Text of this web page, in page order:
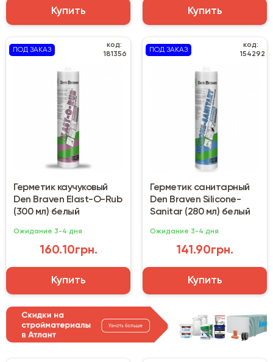
Купить Купить
ПОД ЗАКАЗ
код:
181356
Герметик каучуковый
Den Braven Elast-O-Rub
(300 мл) белый
Ожидание 3-4 дня
160.10грн.
Купить
ПОД ЗАКАЗ
код:
154292
Герметик санитарный
Den Braven Silicone-
Sanitar (280 мл) белый
Ожидание 3-4 дня
141.90грн.
Купить